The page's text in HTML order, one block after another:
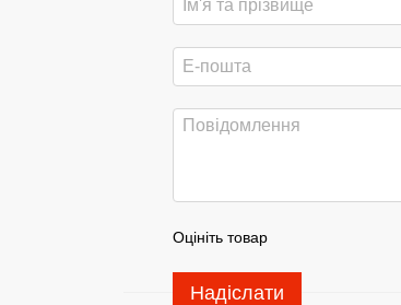
Оцініть товар
Надіслати